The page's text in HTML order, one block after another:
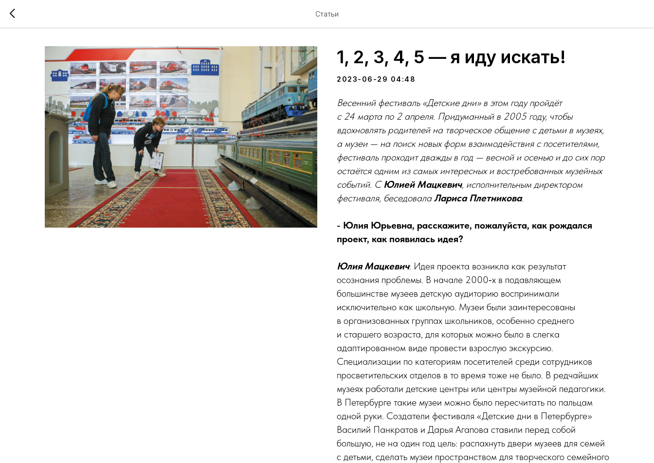
Статьи
1, 2, 3, 4, 5 — я иду искать!
2023-06-29 04:48
Весенний фестиваль «Детские дни» в этом году пройдёт
с 24 марта по 2 апреля. Придуманный в 2005 году, чтобы
вдохновлять родителей на творческое общение с детьми в музеях,
а музеи — на поиск новых форм взаимодействия с посетителями,
фестиваль проходит дважды в год — весной и осенью и до сих пор
остаётся одним из самых интересных и востребованных музейных
событий. С Юлией Мацкевич, исполнительным директором
фестиваля, беседовалаЛариса Плетникова.
- Юлия Юрьевна, расскажите, пожалуйста, как рождался
проект, как появилась идея?
Юлия Мацкевич: Идея проекта возникла как результат
осознания проблемы. В начале 2000‑х в подавляющем
большинстве музеев детскую аудиторию воспринимали
исключительно как школьную. Музеи были заинтересованы
в организованных группах школьников, особенно среднего
и старшего возраста, для которых можно было в слегка
адаптированном виде провести взрослую экскурсию.
Специализации по категориям посетителей среди сотрудников
просветительских отделов в то время тоже не было. В редчайших
музеях работали детские центры или центры музейной педагогики.
В Петербурге такие музеи можно было пересчитать по пальцам
одной руки. Создатели фестиваля «Детские дни в Петербурге»
Василий Панкратов и Дарья Агапова ставили перед собой
большую, не на один год цель: распахнуть двери музеев для семей
с детьми, сделать музеи пространством для творческого семейного